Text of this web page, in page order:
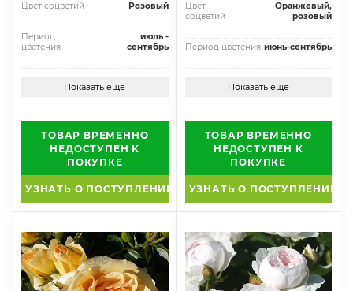
Цвет соцветий Розовый
Период
цветения
июль -
сентябрь
Показать еще
ТОВАР ВРЕМЕННО
НЕДОСТУПЕН К
ПОКУПКЕ
УЗНАТЬ О ПОСТУПЛЕНИИ
Цвет
соцветий
Оранжевый,
розовый
Период цветения июнь-сентябрь
Показать еще
ТОВАР ВРЕМЕННО
НЕДОСТУПЕН К
ПОКУПКЕ
УЗНАТЬ О ПОСТУПЛЕНИИ